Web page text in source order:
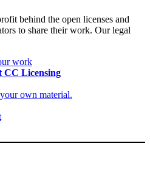
behind the open licenses and
to share their work. Our legal
work
CC Licensing
own material.